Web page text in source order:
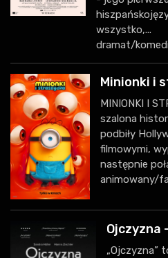
wszystko,...
dramat/
Minionki i
MINIONKI I
szalona
podbiły
filmowymi,
następnie
animowany/
Ojczyzna
„Ojczyzna”